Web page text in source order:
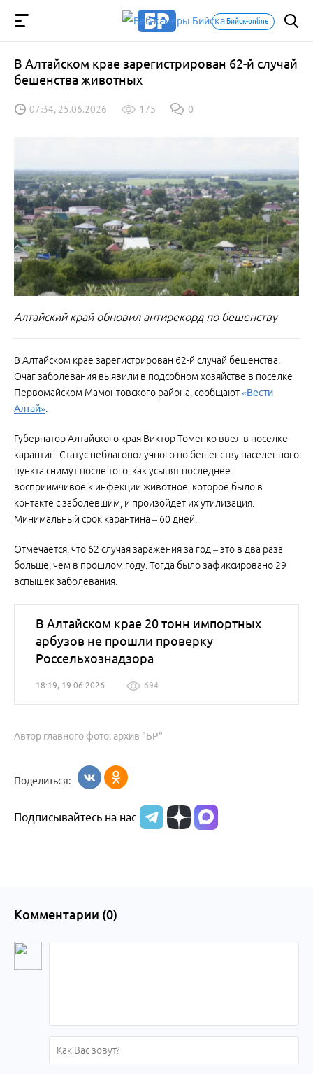
Бийск-online
В Алтайском крае зарегистрирован 62-й случай
бешенства животных
07:34, 25.06.2026 175 0
Алтайский край обновил антирекорд по бешенству
В Алтайском крае зарегистрирован 62-й случай бешенства.
Очаг заболевания выявили в подсобном хозяйстве в поселке
Первомайском Мамонтовского района, сообщают«Вести
Алтай».
Губернатор Алтайского края Виктор Томенко ввел в поселке
карантин. Статус неблагополучного по бешенству населенного
пункта снимут после того, как усыпят последнее
восприимчивое к инфекции животное, которое было в
контакте с заболевшим, и произойдет их утилизация.
Минимальный срок карантина – 60 дней.
Отмечается, что 62 случая заражения за год – это в два раза
больше, чем в прошлом году. Тогда было зафиксировано 29
вспышек заболевания.
В Алтайском крае 20 тонн импортных
арбузов не прошли проверку
Россельхознадзора
18:19, 19.06.2026 694
Автор главного фото: архив "БР"
Поделиться:
Подписывайтесь на нас
Комментарии (0)